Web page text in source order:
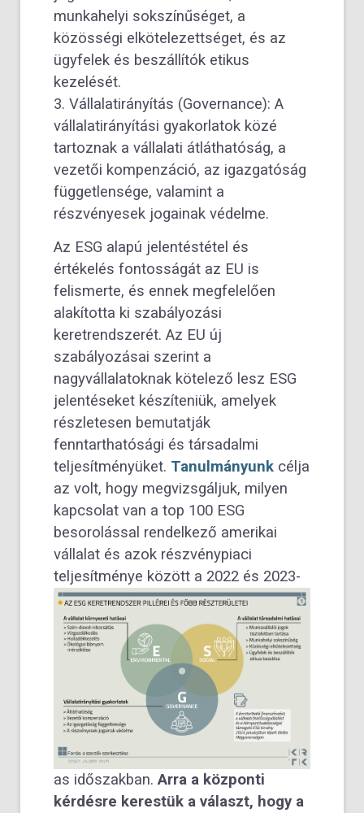
munkahelyi sokszínűséget, a
közösségi elkötelezettséget, és az
ügyfelek és beszállítók etikus
kezelését.
3. Vállalatirányítás (Governance): A
vállalatirányítási gyakorlatok közé
tartoznak a vállalati átláthatóság, a
vezetői kompenzáció, az igazgatóság
függetlensége, valamint a
részvényesek jogainak védelme.
Az ESG alapú jelentéstétel és
értékelés fontosságát az EU is
felismerte, és ennek megfelelően
alakította ki szabályozási
keretrendszerét. Az EU új
szabályozásai szerint a
nagyvállalatoknak kötelező lesz ESG
jelentéseket készíteniük, amelyek
részletesen bemutatják
fenntarthatósági és társadalmi
teljesítményüket. Tanulmányunk célja
az volt, hogy megvizsgáljuk, milyen
kapcsolat van a top 100 ESG
besorolással rendelkező amerikai
vállalat és azok részvénypiaci
teljesítménye között a 2022 és 2023-
as időszakban.Arra a központi
kérdésre kerestük a választ, hogy a